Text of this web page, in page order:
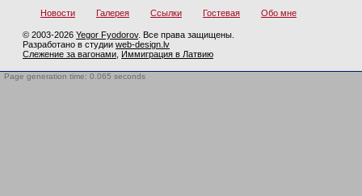
Новости Галерея Ссылки Гостевая Обо мне
© 2003-2026 Yegor Fyodorov. Все права защищены.
Разработано в студии web-design.lv
Слежение за вагонами Иммиграция в Латвию
Page generation time: 0.065 seconds